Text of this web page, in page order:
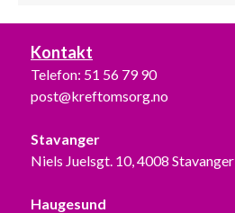
Kontakt
Telefon: 51 56 79 90
post@kreftomsorg.no
Stavanger
Niels Juelsgt. 10, 4008 Stavanger
Haugesund